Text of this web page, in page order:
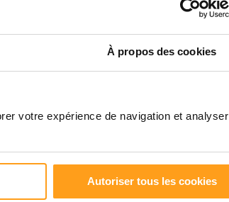
À propos des cookies
votre expérience de navigation et analyser
Autoriser tous les cookies
C’est sérieusement que je
d’eux avec attention
du temps dehors et...